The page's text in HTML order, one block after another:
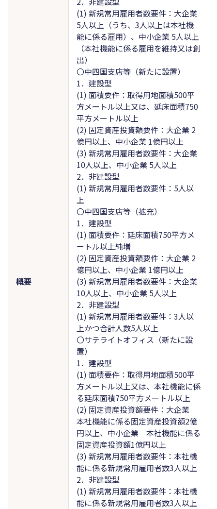
概要
(1) 新規常用雇用者数要件：大企業
5人以上（うち、3人以上は本社機
能に係る雇用）、中小企業 5人以上
（本社機能に係る雇用を維持又は創
出）
〇中四国支店等（新たに設置）
1．建設型
(1) 面積要件：取得用地面積500平
方メートル以上又は、延床面積750
平方メートル以上
(2) 固定資産投資額要件：大企業 2
億円以上、中小企業 1億円以上
(3) 新規常用雇用者数要件：大企業
10人以上、中小企業 5人以上
2．非建設型
(1) 新規常用雇用者数要件：5人以
上
〇中四国支店等（拡充）
1．建設型
(1) 面積要件：延床面積750平方メ
ートル以上純増
(2) 固定資産投資額要件：大企業 2
億円以上、中小企業 1億円以上
(3) 新規常用雇用者数要件：大企業
10人以上、中小企業 5人以上
2．非建設型
(1) 新規常用雇用者数要件：3人以
上かつ合計人数5人以上
〇サテライトオフィス（新たに設
置）
1．建設型
(1) 面積要件：取得用地面積500平
方メートル以上又は、本社機能に係
る延床面積750平方メートル以上
(2) 固定資産投資額要件：大企業
本社機能に係る固定資産投資額2億
円以上、中小企業 本社機能に係る
固定資産投資額1億円以上
(3) 新規常用雇用者数要件：本社機
能に係る新規常用雇用者数3人以上
2．非建設型
(1) 新規常用雇用者数要件：本社機
能に係る新規常用雇用者数3人以上